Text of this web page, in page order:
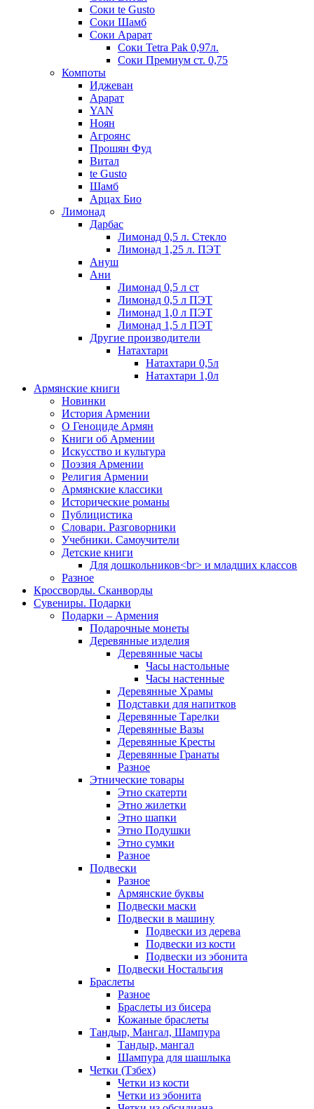
Соки te Gusto
Соки Шамб
Соки Арарат
Соки Tetra Pak 0,97л.
Соки Премиум ст. 0,75
Компоты
Иджеван
Арарат
YAN
Ноян
Агроянс
Прошян Фуд
Витал
te Gusto
Шамб
Арцах Био
Лимонад
Дарбас
Лимонад 0,5 л. Стекло
Лимонад 1,25 л. ПЭТ
Ануш
Ани
Лимонад 0,5 л ст
Лимонад 0,5 л ПЭТ
Лимонад 1,0 л ПЭТ
Лимонад 1,5 л ПЭТ
Другие производители
Натахтари
Натахтари 0,5л
Натахтари 1,0л
Армянские книги
Новинки
История Армении
О Геноциде Армян
Книги об Армении
Иcкусство и культура
Поэзия Армении
Религия Армении
Армянские классики
Исторические романы
Публицистика
Словари. Разговорники
Учебники. Самоучители
Детские книги
Для дошкольников<br> и младших классов
Разное
Кроссворды. Сканворды
Сувениры. Подарки
Подарки – Армения
Подарочные монеты
Деревянные изделия
Деревянные часы
Часы настольные
Часы настенные
Деревянные Храмы
Подставки для напитков
Деревянные Тарелки
Деревянные Вазы
Деревянные Кресты
Деревянные Гранаты
Разное
Этнические товары
Этно скатерти
Этно жилетки
Этно шапки
Этно Подушки
Этно сумки
Разное
Подвески
Разное
Армянские буквы
Подвески маски
Подвески в машину
Подвески из дерева
Подвески из кости
Подвески из эбонита
Подвески Ностальгия
Браслеты
Разное
Браслеты из бисера
Кожаные браслеты
Тандыр, Мангал, Шампура
Тандыр, мангал
Шампура для шашлыка
Четки (Тзбех)
Четки из кости
Четки из эбонита